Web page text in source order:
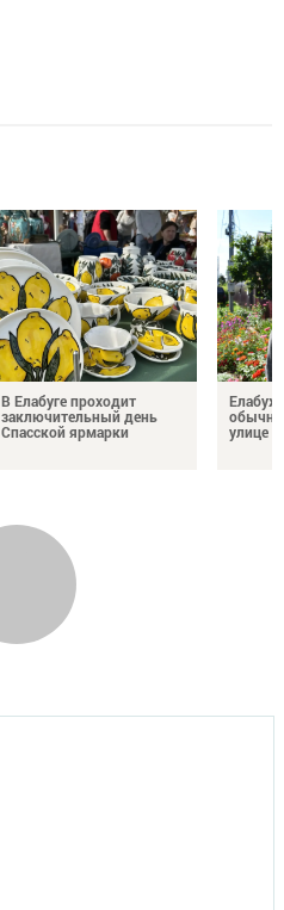
В Елабуге проходит
заключительный день
Спасской ярмарки
улице